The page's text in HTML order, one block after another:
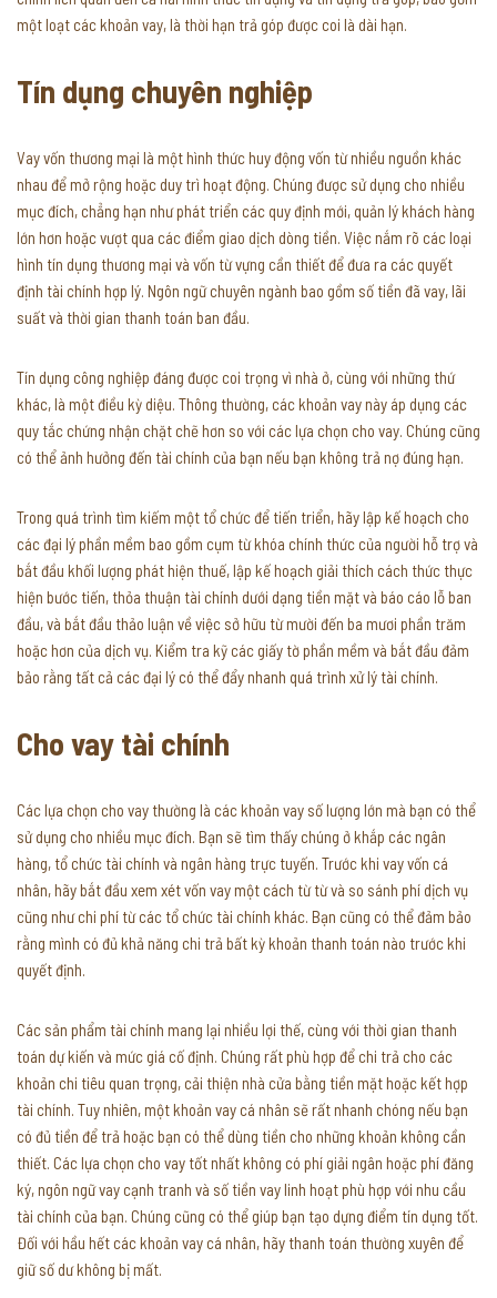
một loạt các khoản vay, là thời hạn trả góp được coi là dài hạn.
Tín dụng chuyên nghiệp
Vay vốn thương mại là một hình thức huy động vốn từ nhiều nguồn khác
nhau để mở rộng hoặc duy trì hoạt động. Chúng được sử dụng cho nhiều
mục đích, chẳng hạn như phát triển các quy định mới, quản lý khách hàng
lớn hơn hoặc vượt qua các điểm giao dịch dòng tiền. Việc nắm rõ các loại
hình tín dụng thương mại và vốn từ vựng cần thiết để đưa ra các quyết
định tài chính hợp lý. Ngôn ngữ chuyên ngành bao gồm số tiền đã vay, lãi
suất và thời gian thanh toán ban đầu.
Tín dụng công nghiệp đáng được coi trọng vì nhà ở, cùng với những thứ
khác, là một điều kỳ diệu. Thông thường, các khoản vay này áp dụng các
quy tắc chứng nhận chặt chẽ hơn so với các lựa chọn cho vay. Chúng cũng
có thể ảnh hưởng đến tài chính của bạn nếu bạn không trả nợ đúng hạn.
Trong quá trình tìm kiếm một tổ chức để tiến triển, hãy lập kế hoạch cho
các đại lý phần mềm bao gồm cụm từ khóa chính thức của người hỗ trợ và
bắt đầu khối lượng phát hiện thuế, lập kế hoạch giải thích cách thức thực
hiện bước tiến, thỏa thuận tài chính dưới dạng tiền mặt và báo cáo lỗ ban
đầu, và bắt đầu thảo luận về việc sở hữu từ mười đến ba mươi phần trăm
hoặc hơn của dịch vụ. Kiểm tra kỹ các giấy tờ phần mềm và bắt đầu đảm
bảo rằng tất cả các đại lý có thể đẩy nhanh quá trình xử lý tài chính.
Cho vay tài chính
Các lựa chọn cho vay thường là các khoản vay số lượng lớn mà bạn có thể
sử dụng cho nhiều mục đích. Bạn sẽ tìm thấy chúng ở khắp các ngân
hàng, tổ chức tài chính và ngân hàng trực tuyến. Trước khi vay vốn cá
nhân, hãy bắt đầu xem xét vốn vay một cách từ từ và so sánh phí dịch vụ
cũng như chi phí từ các tổ chức tài chính khác. Bạn cũng có thể đảm bảo
rằng mình có đủ khả năng chi trả bất kỳ khoản thanh toán nào trước khi
quyết định.
Các sản phẩm tài chính mang lại nhiều lợi thế, cùng với thời gian thanh
toán dự kiến và mức giá cố định. Chúng rất phù hợp để chi trả cho các
khoản chi tiêu quan trọng, cải thiện nhà cửa bằng tiền mặt hoặc kết hợp
tài chính. Tuy nhiên, một khoản vay cá nhân sẽ rất nhanh chóng nếu bạn
có đủ tiền để trả hoặc bạn có thể dùng tiền cho những khoản không cần
thiết. Các lựa chọn cho vay tốt nhất không có phí giải ngân hoặc phí đăng
ký, ngôn ngữ vay cạnh tranh và số tiền vay linh hoạt phù hợp với nhu cầu
tài chính của bạn. Chúng cũng có thể giúp bạn tạo dựng điểm tín dụng tốt.
Đối với hầu hết các khoản vay cá nhân, hãy thanh toán thường xuyên để
giữ số dư không bị mất.